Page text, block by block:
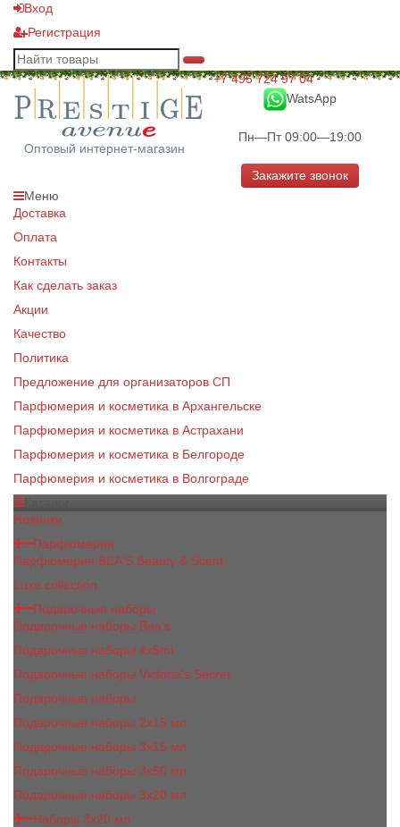
Вход
Регистрация
Оптовый интернет-магазин
+7 495 724 97 04
WatsApp
Пн—Пт 09:00—19:00
Закажите звонок
Меню
Доставка
Оплата
Контакты
Как сделать заказ
Акции
Качество
Политика
Предложение для организаторов СП
Парфюмерия и косметика в Архангельске
Парфюмерия и косметика в Астрахани
Парфюмерия и косметика в Белгороде
Парфюмерия и косметика в Волгограде
Новинки
Парфюмерия
Парфюмерия BEA'S Beauty & Scent
Luxe collection
Подарочные наборы
Подарочные наборы Bea's
Подарочные наборы 4х5ml
Подарочные наборы Victoria's Secret
Подарочные наборы
Подарочные наборы 2x15 мл
Подарочные наборы 3х15 мл
Подарочные наборы 3x50 мл
Подарочные наборы 3x20 мл
Наборы 3х20 мл